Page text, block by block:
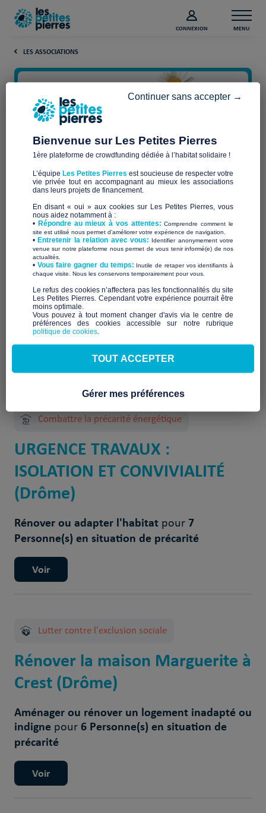
CONNEXION MENU
LES ASSOCIATIONS
solidarloc
Qui sommes-nous ?
À venir
2 Projet(s) réalisé(s)
Combattre la précarité énergétique
URGENCE TRAVAUX :
ISOLATION ET CONVIVIALITÉ
(Drôme)
Rénover ou adapter l'habitat pour7
Personne(s) en situation de précarité
Voir
Lutter contre l'exclusion sociale
Rénover la maison Marguerite à
Crest (Drôme)
Aménager ou rénover un logement inadapté ou
indigne pour6 Personne(s) en situation de
précarité
Voir
Bienvenue sur Les Petites Pierres
1ère plateforme de crowdfunding dédiée à l’habitat solidaire !
L’équipe Les Petites Pierres est soucieuse de respecter votre
vie privée tout en accompagnant au mieux les associations
dans leurs projets de financement.
En disant « oui » aux cookies sur Les Petites Pierres, vous
nous aidez notamment à :
• Répondre au mieux à vos attentes:Comprendre comment le
site est utilisé nous permet d'améliorer votre expérience de navigation.
•Entretenir la relation avec vous: Identifier anonymement votre
venue sur notre plateforme nous permet de vous tenir informé(e) de nos
actualités.
​• Vous faire gagner du temps: Inutile de retaper vos identifiants à
chaque visite. Nous les conservons temporairement pour vous.
​Le refus des cookies n’affectera pas les fonctionnalités du site
Les Petites Pierres. Cependant votre expérience pourrait être
moins optimale.​
Vous pouvez à tout moment changer d'avis via le centre de
préférences des cookies accessible sur notre rubrique
politique de cookies
Continuer sans accepter →
TOUT ACCEPTER
Gérer mes préférences